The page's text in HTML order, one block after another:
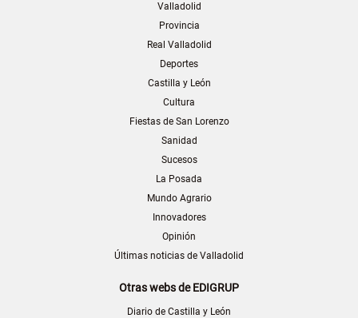
Valladolid
Provincia
Real Valladolid
Deportes
Castilla y León
Cultura
Fiestas de San Lorenzo
Sanidad
Sucesos
La Posada
Mundo Agrario
Innovadores
Opinión
Últimas noticias de Valladolid
Otras webs de EDIGRUP
Diario de Castilla y León